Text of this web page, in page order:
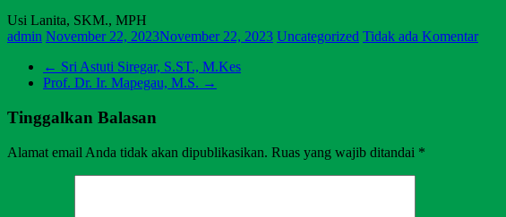
Usi Lanita, SKM., MPH
admin November 22, 2023November 22, 2023 Uncategorized Tidak ada Komentar
← Sri Astuti Siregar, S.ST., M.Kes
Prof. Dr. Ir. Mapegau, M.S. →
Tinggalkan Balasan
Alamat email Anda tidak akan dipublikasikan. Ruas yang wajib ditandai *